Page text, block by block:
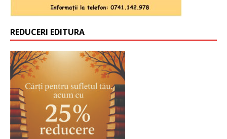
REDUCERI EDITURA